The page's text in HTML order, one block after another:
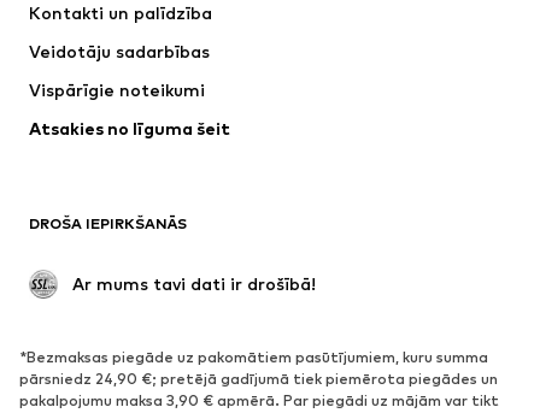
NIKE
Kontakti un palīdzība
Veidotāju sadarbības
Vispārīgie noteikumi
Atsakies no līguma šeit
DROŠA IEPIRKŠANĀS
Ar mums tavi dati ir drošībā!
*Bezmaksas piegāde uz pakomātiem pasūtījumiem, kuru summa
pārsniedz 24,90 €; pretējā gadījumā tiek piemērota piegādes un
pakalpojumu maksa 3,90 € apmērā. Par piegādi uz mājām var tikt